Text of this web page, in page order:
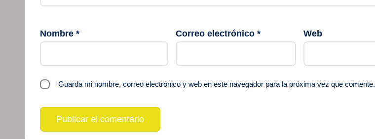
Nombre * Correo electrónico * Web
Guarda mi nombre, correo electrónico y web en este navegador para la próxima vez que comente.